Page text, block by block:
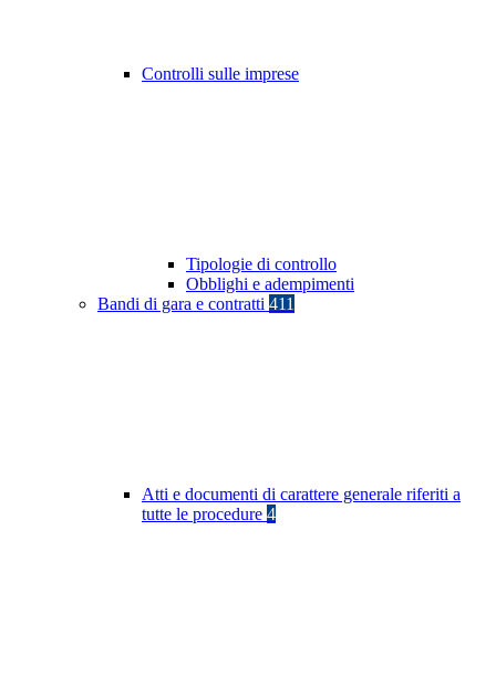
Controlli sulle imprese
Tipologie di controllo
Obblighi e adempimenti
Bandi di gara e contratti 411
Atti e documenti di carattere generale riferiti a
tutte le procedure 4